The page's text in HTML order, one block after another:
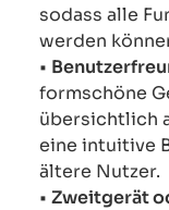
sodass alle
werden
•
formschöne
übersichtlich
eine intuitive
ältere Nutzer.
• Zweitgerät